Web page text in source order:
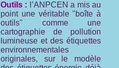
Outils :
l’ANPCEN a mis au
point une véritable "boîte à
outils" comme une
cartographie de pollution
lumineuse et des étiquettes
environnementales
originales, sur le modèle